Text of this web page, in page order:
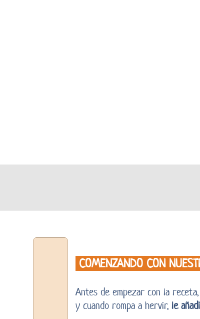
COMENZANDO CON
Antes de empezar con la receta,
y cuando rompa a hervir, le